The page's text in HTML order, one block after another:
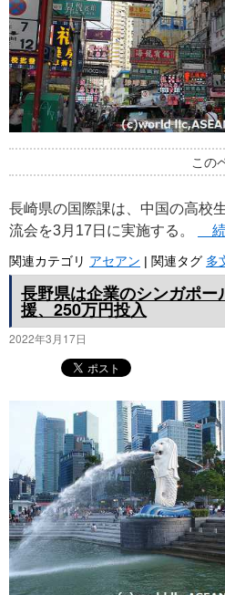
この
長崎県の国際課は、中国の高校
流会を3月17日に実施する。
続
関連カテゴリ アセアン | 関連タグ 多
長野県は企業のシンガポ
援、250万円投入
2022年3月17日